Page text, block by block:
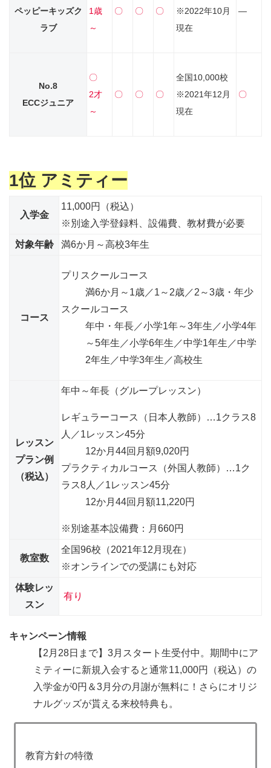
ペッピーキッズク
ラブ
1歳
～
〇 〇 〇
※2022年10月
現在
―
No.8
ECCジュニア
〇
2才
～
〇 〇 〇
全国10,000校
※2021年12月
現在
〇
1位 アミティー
入学金
11,000円（税込）
※別途入学登録料、設備費、教材費が必要
対象年齢 満6か月～高校3年生
コース
プリスクールコース
満6か月～1歳／1～2歳／2～3歳・年少
スクールコース
年中・年長／小学1年～3年生／小学4年
～5年生／小学6年生／中学1年生／中学
2年生／中学3年生／高校生
レッスン
プラン例
（税込）
年中～年長（グループレッスン）
レギュラーコース（日本人教師）
…1クラス8
人／1レッスン45分
12か月44回 月額9,020円
プラクティカルコース（外国人教師）
…1ク
ラス8人／1レッスン45分
12か月44回 月額11,220円
※別途基本設備費：月660円
教室数
全国96校（2021年12月現在）
※オンラインでの受講にも対応
体験レッ
スン
有り
キャンペーン情報
【2月28日まで】3月スタート生受付中。期間中にア
ミティーに新規入会すると通常11,000円（税込）の
入学金が0円＆3月分の月謝が無料に！ さらにオリジ
ナルグッズが貰える来校特典も。
教育方針の特徴